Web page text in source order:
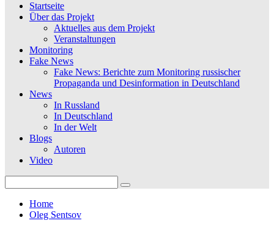
Startseite
Über das Projekt
Aktuelles aus dem Projekt
Veranstaltungen
Monitoring
Fake News
Fake News: Berichte zum Monitoring russischer
Propaganda und Desinformation in Deutschland
News
In Russland
In Deutschland
In der Welt
Blogs
Autoren
Video
for:
Home
Oleg Sentsov